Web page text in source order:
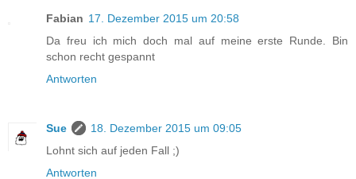
Fabian 17. Dezember 2015 um 20:58
Da freu ich mich doch mal auf meine erste Runde. Bin
schon recht gespannt
Antworten
Sue
18. Dezember 2015 um 09:05
Lohnt sich auf jeden Fall ;)
Antworten